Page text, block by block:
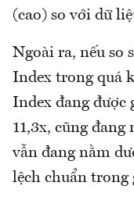
(cao) so với dữ
Ngoài ra, nếu so
Index trong quá
Index đang được
11,3x, cũng
vẫn đang nằm
lệch chuẩn trong